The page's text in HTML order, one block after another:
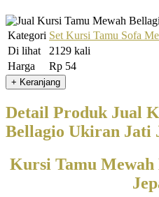
Kategori Set Kursi Tamu Sofa
Di lihat
2129 kali
Harga
Rp 54
Detail Produk Jual
Bellagio Ukiran Jati
Kursi Tamu